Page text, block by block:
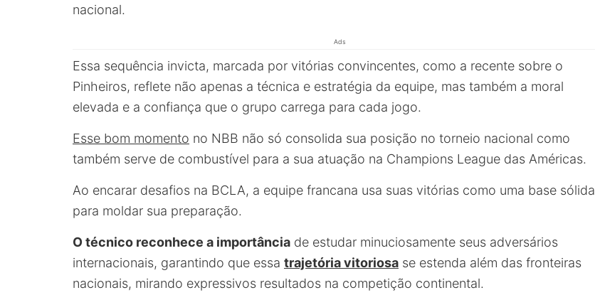
nacional.
Ads
Essa sequência invicta, marcada por vitórias convincentes, como a recente sobre o
Pinheiros, reflete não apenas a técnica e estratégia da equipe, mas também a moral
elevada e a confiança que o grupo carrega para cada jogo.
Esse bom momento no NBB não só consolida sua posição no torneio nacional como
também serve de combustível para a sua atuação na Champions League das Américas.
Ao encarar desafios na BCLA, a equipe francana usa suas vitórias como uma base sólida
para moldar sua preparação.
O técnico reconhece a importância de estudar minuciosamente seus adversários
internacionais, garantindo que essa trajetória vitoriosa se estenda além das fronteiras
nacionais, mirando expressivos resultados na competição continental.